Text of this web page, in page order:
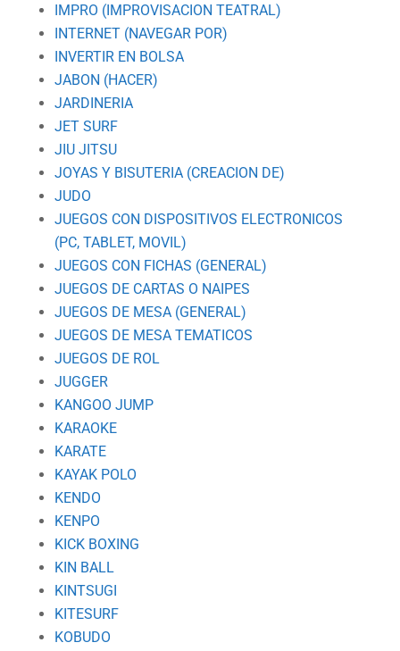
IMPRO (IMPROVISACION TEATRAL)
INTERNET (NAVEGAR POR)
INVERTIR EN BOLSA
JABON (HACER)
JARDINERIA
JET SURF
JIU JITSU
JOYAS Y BISUTERIA (CREACION DE)
JUDO
JUEGOS CON DISPOSITIVOS ELECTRONICOS
(PC, TABLET, MOVIL)
JUEGOS CON FICHAS (GENERAL)
JUEGOS DE CARTAS O NAIPES
JUEGOS DE MESA (GENERAL)
JUEGOS DE MESA TEMATICOS
JUEGOS DE ROL
JUGGER
KANGOO JUMP
KARAOKE
KARATE
KAYAK POLO
KENDO
KENPO
KICK BOXING
KIN BALL
KINTSUGI
KITESURF
KOBUDO